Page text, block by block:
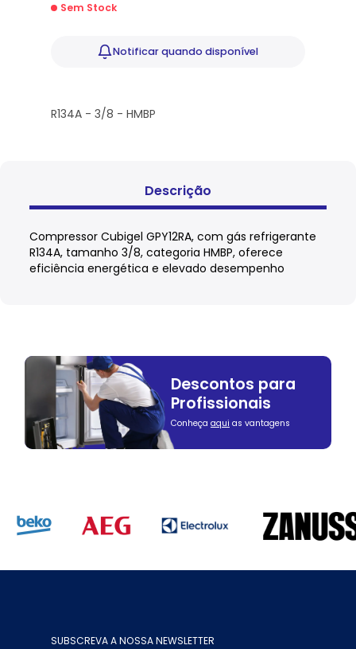
Sem Stock
Notificarquando disponível
R134A - 3/8 - HMBP
Descrição
Compressor Cubigel GPY12RA, com gás refrigerante
R134A, tamanho 3/8, categoria HMBP, oferece
eficiência energética e elevado desempenho
Descontos para
Profissionais
Conheça aqui as vantagens
SUBSCREVA A NOSSA NEWSLETTER